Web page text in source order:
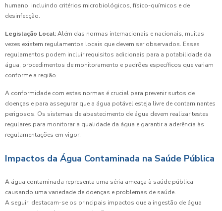
humano, incluindo critérios microbiológicos, físico-químicos e de
desinfecção.
Legislação Local:Além das normas internacionais e nacionais, muitas
vezes existem regulamentos locais que devem ser observados. Esses
regulamentos podem incluir requisitos adicionais para a potabilidade da
água, procedimentos de monitoramento e padrões específicos que variam
conforme a região.
A conformidade com estas normas é crucial para prevenir surtos de
doenças e para assegurar que a água potável esteja livre de contaminantes
perigosos. Os sistemas de abastecimento de água devem realizar testes
regulares para monitorar a qualidade da água e garantir a aderência às
regulamentações em vigor.
Impactos da Água Contaminada na Saúde Pública
A água contaminada representa uma séria ameaça à saúde pública,
causando uma variedade de doenças e problemas de saúde.
A seguir, destacam-se os principais impactos que a ingestão de água